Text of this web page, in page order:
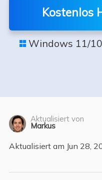
Kostenlos
 Windows 11/
Aktualisiert von
Markus
Aktualisiert am Jun 28,